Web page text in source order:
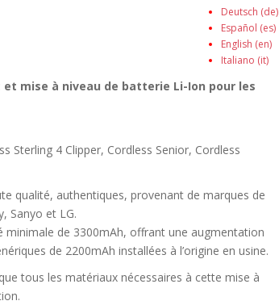
Deutsch (de)
Español (es)
English (en)
Italiano (it)
mise à niveau de batterie Li-Ion pour les
Sterling 4 Clipper, Cordless Senior, Cordless
qualité, authentiques, provenant de marques de
Sanyo et LG.
minimale de 3300mAh, offrant une augmentation
de 2200mAh installées à l’origine en usine.
tous les matériaux nécessaires à cette mise à